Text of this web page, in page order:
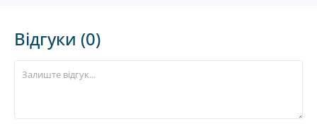
Відгуки (0)